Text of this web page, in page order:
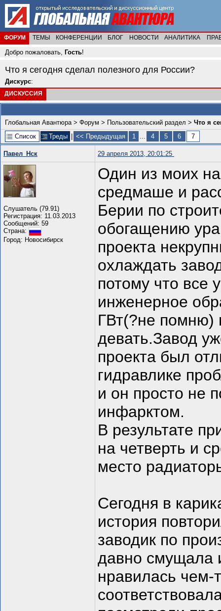
ФОРУМ ТЕМЫ КОНФЕРЕНЦИИ БЛОГ НОВОСТИ АНАЛИТИКА
Добро пожаловать, Гость!
Что я сегодня сделал полезного для России?
Дискурс:
ДИСКУССИЯ
Глобальная Авантюра> Форум > Пользовательский раздел > Что я
Список
Треды << Предыдущая 1 ... 4 5 6 7
Павел_Нск 29 апреля 2013, 20:01:25
Слушатель (79.91)
Регистрация: 11.03.2013
Сообщений: 59
Страна:
Город: Новосибирск
Один из моих
средмаше и
Берии по
обогащению
проекта
охлаждать
потому что все
инженерное
ГВт(?не помню)
девать.Завод
проекта был
гидравлике
и он просто не
инфарктом.
В результате
на четверть и
место
Сегодня в
история
заводик по
давно смущала
нравилась чем-